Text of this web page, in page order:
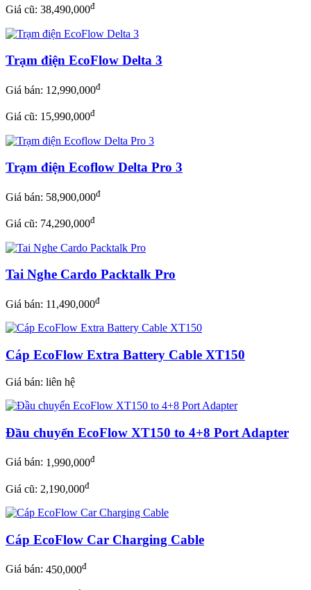
Giá cũ: 38,490,000đ
Trạm điện EcoFlow Delta 3
Giá bán: 12,990,000đ
Giá cũ: 15,990,000đ
Trạm điện Ecoflow Delta Pro 3
Giá bán: 58,900,000đ
Giá cũ: 74,290,000đ
Tai Nghe Cardo Packtalk Pro
Giá bán: 11,490,000đ
Cáp EcoFlow Extra Battery Cable XT150
Giá bán: liên hệ
Đầu chuyển EcoFlow XT150 to 4+8 Port Adapter
Giá bán: 1,990,000đ
Giá cũ: 2,190,000đ
Cáp EcoFlow Car Charging Cable
Giá bán: 450,000đ